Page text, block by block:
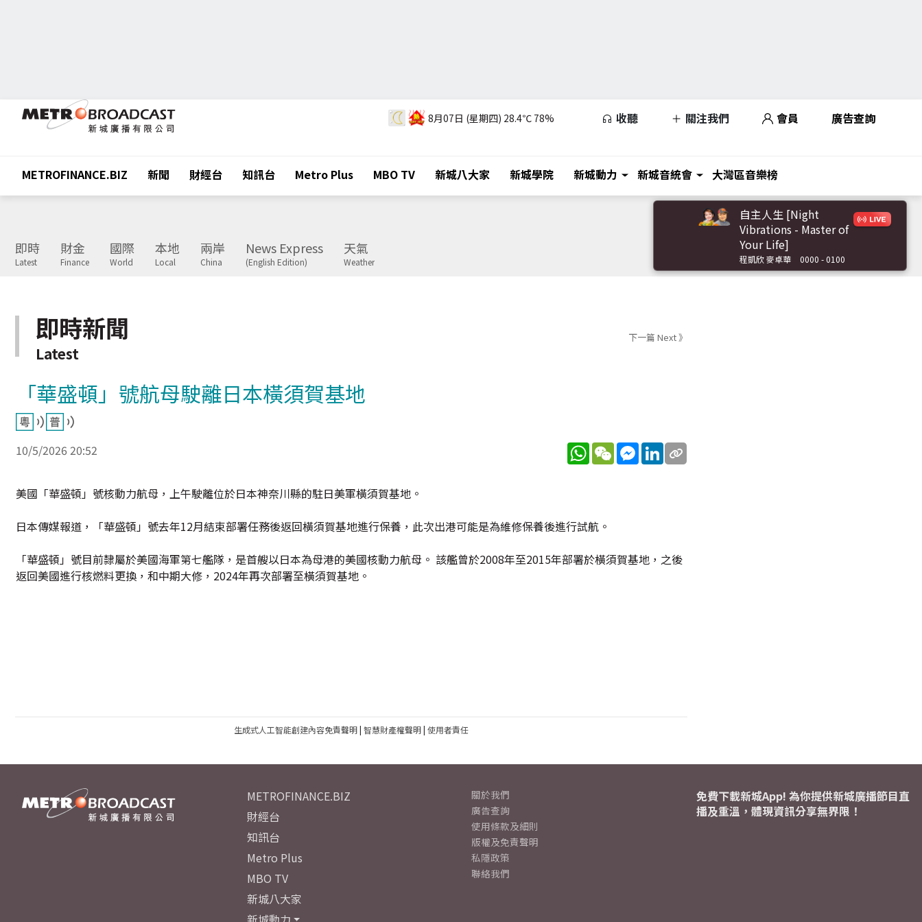
8月07日 (星期四) 28.4℃ 78% 收聽 關注我們 會員 廣告查詢
METROFINANCE.BIZ 新聞 財經台 知訊台 Metro Plus MBO TV 新城八大家 新城學院 新城動力 新城音統會 大灣區音樂榜
即時
Latest
財金
Finance
國際
World
本地
Local
兩岸
China
News Express
(English Edition)
天氣
Weather
自主人生 [Night
Vibrations - Master of
Your Life]
程凱欣 麥卓華 0000 - 0100
即時新聞
Latest
下一篇 Next 》
「華盛頓」號航母駛離日本橫須賀基地
10/5/2026 20:52 WhatsApp
WeChatMessenger
LinkedIn
美國「華盛頓」號核動力航母，上午駛離位於日本神奈川縣的駐日美軍橫須賀基地。
日本傳媒報道，「華盛頓」號去年12月結束部署任務後返回橫須賀基地進行保養，此次出港可能是為維修保養後進行試航。
「華盛頓」號目前隸屬於美國海軍第七艦隊，是首艘以日本為母港的美國核動力航母。 該艦曾於2008年至2015年部署於橫須賀基地，之後
返回美國進行核燃料更換，和中期大修，2024年再次部署至橫須賀基地。
生成式人工智能創建內容免責聲明| 智慧財產權聲明| 使用者責任
METROFINANCE.BIZ
財經台
知訊台
Metro Plus
MBO TV
新城八大家
關於我們
廣告查詢
使用條款及細則
版權及免責聲明
私隱政策
聯絡我們
免費下載新城App! 為你提供新城廣播節目直
播及重溫，體現資訊分享無界限！